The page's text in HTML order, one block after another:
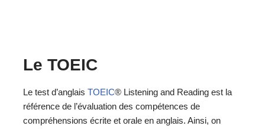
Le TOEIC
Le test d’anglais TOEIC® Listening and Reading est la
référence de l’évaluation des compétences de
compréhensions écrite et orale en anglais. Ainsi, on